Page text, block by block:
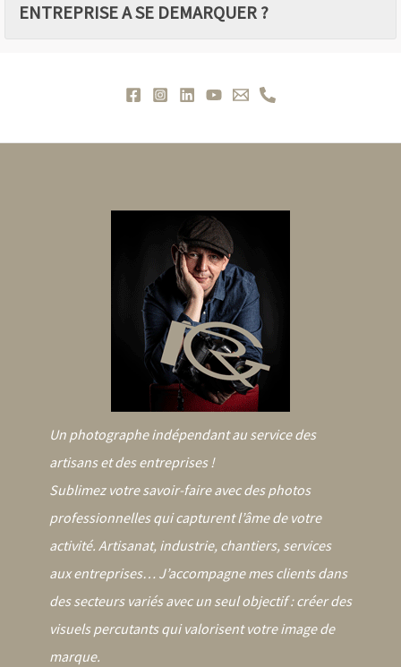
ENTREPRISE A SE DEMARQUER ?
Un photographe indépendant au service des
artisans et des entreprises !
Sublimez votre savoir-faire avec des photos
professionnelles qui capturent l’âme de votre
activité. Artisanat, industrie, chantiers, services
aux entreprises… J’accompagne mes clients dans
des secteurs variés avec un seul objectif : créer des
visuels percutants qui valorisent votre image de
marque.